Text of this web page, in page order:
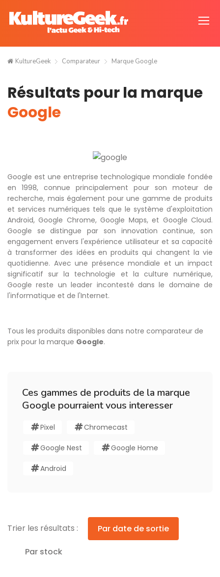
KultureGeek Comparateur Marque Google
Résultats pour la marque
Google
Google est une entreprise technologique mondiale fondée
en 1998, connue principalement pour son moteur de
recherche, mais également pour une gamme de produits
et services numériques tels que le système d'exploitation
Android, Google Chrome, Google Maps, et Google Cloud.
Google se distingue par son innovation continue, son
engagement envers l'expérience utilisateur et sa capacité
à transformer des idées en produits qui changent la vie
quotidienne. Avec une présence mondiale et un impact
significatif sur la technologie et la culture numérique,
Google reste un leader incontesté dans le domaine de
l'informatique et de l'Internet.
Tous les produits disponibles dans notre comparateur de
prix pour la marque Google.
Ces gammes de produits de la marque
Google pourraient vous interesser
Pixel Chromecast
Google Nest Google Home
Android
Trier les résultats : Par date de sortie
Par stock